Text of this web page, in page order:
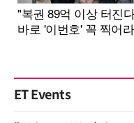
ET Events